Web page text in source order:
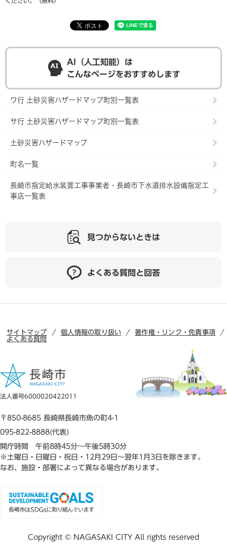
AI（人工知能）は
こんなページをおすすめします
ワ行 土砂災害ハザードマップ町別一覧表
サ行 土砂災害ハザードマップ町別一覧表
土砂災害ハザードマップ
町名一覧
長崎市指定給水装置工事事業者・長崎市下水道排水設備指定工
事店一覧表
見つからないときは
よくある質問と回答
サイトマップ 個人情報の取り扱い
著作権・リンク・免責事項
よくある質問
法人番号6000020422011
〒850-8685 長崎県長崎市魚の町4-1
095-822-8888(代表)
開庁時間 午前8時45分～午後5時30分
※土曜日・日曜日・祝日・12月29日～翌年1月3日を除きます。
なお、施設・部署によって異なる場合があります。
Copyright © NAGASAKI CITY All rights reserved